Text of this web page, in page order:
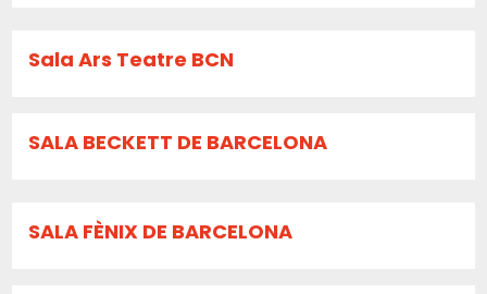
Sala Ars Teatre BCN
SALA BECKETT DE BARCELONA
SALA FÈNIX DE BARCELONA